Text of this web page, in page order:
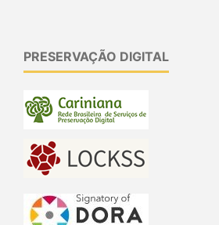
PRESERVAÇÃO DIGITAL